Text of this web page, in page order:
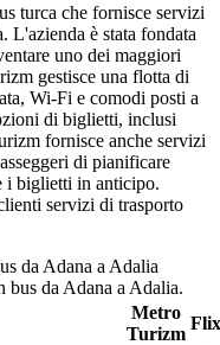
turca che fornisce servizi
L'azienda è stata fondata
uno dei maggiori
gestisce una flotta di
Wi-Fi e comodi posti a
di biglietti, inclusi
fornisce anche servizi
di pianificare
i biglietti in anticipo.
servizi di trasporto
da Adana a Adalia
da Adana a Adalia.
Metro
Turizm